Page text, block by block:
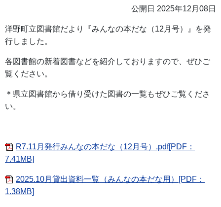
公開日 2025年12月08日
洋野町立図書館だより『みんなの本だな（12月号）』を発
行しました。
各図書館の新着図書などを紹介しておりますので、ぜひご
覧ください。
＊県立図書館から借り受けた図書の一覧もぜひご覧くださ
い。
R7.11月発行みんなの本だな（12月号）.pdf[PDF：
7.41MB]
2025.10月貸出資料一覧（みんなの本だな用）[PDF：
1.38MB]